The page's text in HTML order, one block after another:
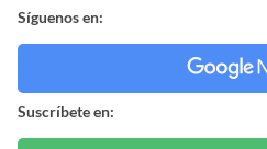
Síguenos en:
Suscríbete en: